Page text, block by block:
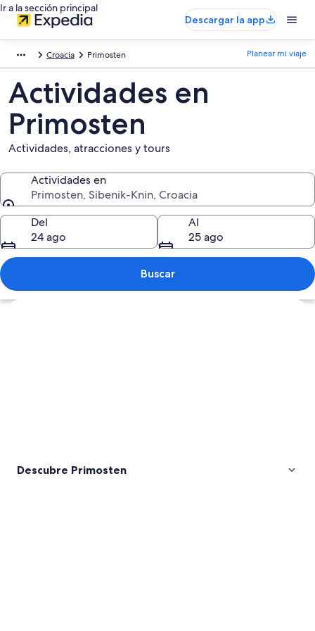
Ir a la sección principal
Descargar la app
Croacia Primosten Planear mi viaje
Actividades en
Primosten
Actividades, atracciones y tours
Actividades en
Primosten, Sibenik-Knin, Croacia
Actividades en
Del
24 ago
Al
25 ago
Buscar
Ver mapa
Descubre Primosten